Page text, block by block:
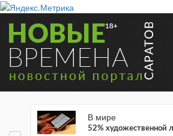
В мире
52% художественной